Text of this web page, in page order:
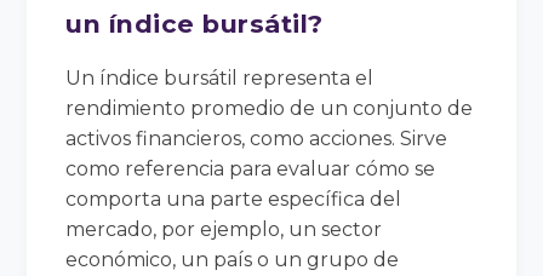
un índice bursátil?
Un índice bursátil representa el
rendimiento promedio de un conjunto de
activos financieros, como acciones. Sirve
como referencia para evaluar cómo se
comporta una parte específica del
mercado, por ejemplo, un sector
económico, un país o un grupo de